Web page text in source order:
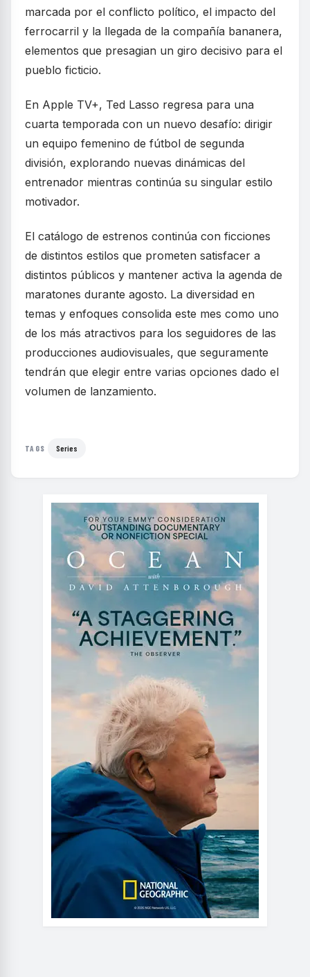
marcada por el conflicto político, el impacto del
ferrocarril y la llegada de la compañía bananera,
elementos que presagian un giro decisivo para el
pueblo ficticio.
En Apple TV+, Ted Lasso regresa para una
cuarta temporada con un nuevo desafío: dirigir
un equipo femenino de fútbol de segunda
división, explorando nuevas dinámicas del
entrenador mientras continúa su singular estilo
motivador.
El catálogo de estrenos continúa con ficciones
de distintos estilos que prometen satisfacer a
distintos públicos y mantener activa la agenda de
maratones durante agosto. La diversidad en
temas y enfoques consolida este mes como uno
de los más atractivos para los seguidores de las
producciones audiovisuales, que seguramente
tendrán que elegir entre varias opciones dado el
volumen de lanzamiento.
TAGS Series